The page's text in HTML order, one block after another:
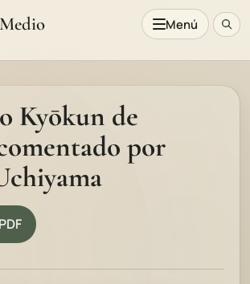
Menú
Kyōkun de
por